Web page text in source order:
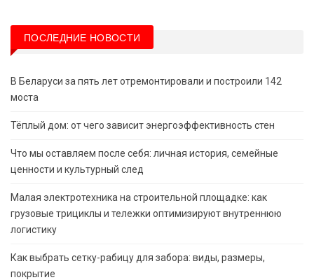
ПОСЛЕДНИЕ НОВОСТИ
В Беларуси за пять лет отремонтировали и построили 142
моста
Тёплый дом: от чего зависит энергоэффективность стен
Что мы оставляем после себя: личная история, семейные
ценности и культурный след
Малая электротехника на строительной площадке: как
грузовые трициклы и тележки оптимизируют внутреннюю
логистику
Как выбрать сетку-рабицу для забора: виды, размеры,
покрытие